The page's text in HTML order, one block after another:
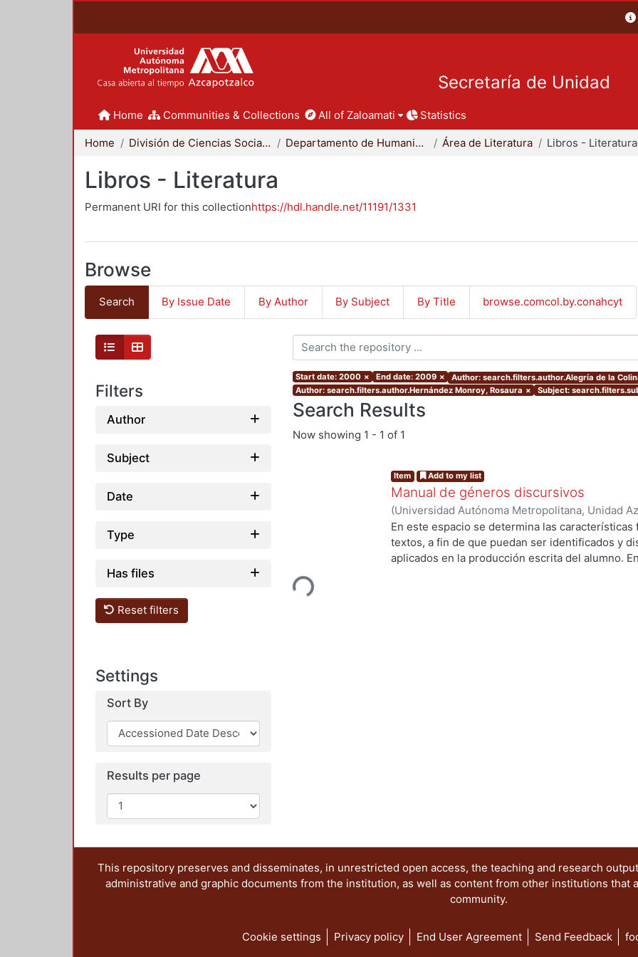
Secretaría de Unidad
Home Communities & Collections All of Zaloamati Statistics
Home División de Ciencias Sociales y Humanidades Departamento de Humanidades Área de Literatura Libros - Literatura
Libros - Literatura
Permanent URI for this collectionhttps://hdl.handle.net/11191/1331
Browse
Search By Issue Date By Author By Subject By Title browse.comcol.by.conahcyt
Filters
Author
Subject
Date
Type
Has files
Reset filters
Settings
Sort By
Results per page
Start date: 2000 × End date: 2009 × Author: search.filters.author.Alegría de la
Author: search.filters.author.Hernández Monroy, Rosaura × Subject:
Search Results
Now showing 1 - 1 of 1
Loading...
Item Add to my list
Manual de géneros discursivos
(Universidad Autónoma Metropolitana, Unidad
Sociales y Humanidades, Departamento de
Alegría de la Colina, Margarita; Cervantes
Rosaura;Herrera, Alejandra;Sorókina, Tatiana
En este espacio se determina las
textos, a fin de que puedan ser identificados y
aplicados en la producción escrita del alumno.
This repository preserves and disseminates, in unrestricted open access, the teaching and research
administrative and graphic documents from the institution, as well as content from other institutions that
community.
Cookie settings Privacy policy End User Agreement Send Feedback